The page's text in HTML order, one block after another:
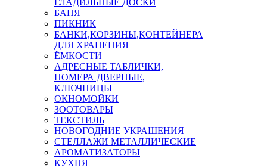
ГЛАДИЛЬНЫЕ ДОСКИ
БАНЯ
ПИКНИК
БАНКИ,КОРЗИНЫ,КОНТЕЙНЕРА
ДЛЯ ХРАНЕНИЯ
ЁМКОСТИ
АДРЕСНЫЕ ТАБЛИЧКИ,
НОМЕРА ДВЕРНЫЕ,
КЛЮЧНИЦЫ
ОКНОМОЙКИ
ЗООТОВАРЫ
ТЕКСТИЛЬ
НОВОГОДНИЕ УКРАШЕНИЯ
СТЕЛЛАЖИ МЕТАЛЛИЧЕСКИЕ
АРОМАТИЗАТОРЫ
КУХНЯ